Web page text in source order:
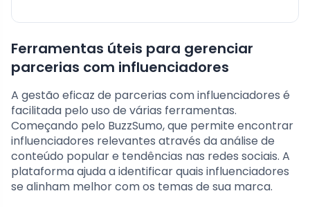
Ferramentas úteis para gerenciar
parcerias com influenciadores
A gestão eficaz de parcerias com influenciadores é
facilitada pelo uso de várias ferramentas.
Começando pelo BuzzSumo, que permite encontrar
influenciadores relevantes através da análise de
conteúdo popular e tendências nas redes sociais. A
plataforma ajuda a identificar quais influenciadores
se alinham melhor com os temas de sua marca.